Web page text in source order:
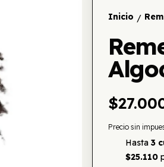
Inicio /
Precio sin
Hasta 3
$25.110